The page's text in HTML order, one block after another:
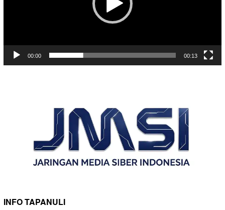
00:00 00:13
INFO TAPANULI